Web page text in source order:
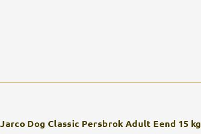
Dog Classic Persbrok Adult Eend 15 kg